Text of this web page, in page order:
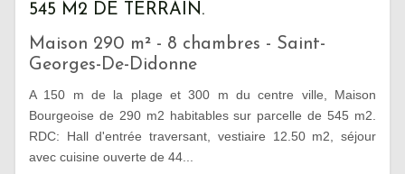
545 M2 DE TERRAIN.
Maison 290 m² - 8 chambres - Saint-
Georges-De-Didonne
A 150 m de la plage et 300 m du centre ville, Maison
Bourgeoise de 290 m2 habitables sur parcelle de 545 m2.
RDC: Hall d'entrée traversant, vestiaire 12.50 m2, séjour
avec cuisine ouverte de 44...